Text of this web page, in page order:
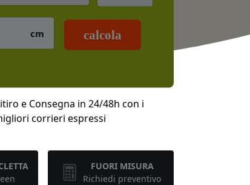
cm calcola
e Consegna in 24/48h con i
corrieri espressi
FUORI MISURA
Richiedi preventivo